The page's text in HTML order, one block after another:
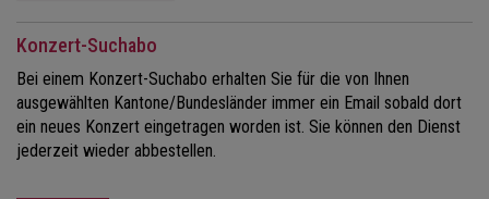
Konzert-Suchabo
Bei einem Konzert-Suchabo erhalten Sie für die von Ihnen
ausgewählten Kantone/Bundesländer immer ein Email sobald dort
ein neues Konzert eingetragen worden ist. Sie können den Dienst
jederzeit wieder abbestellen.